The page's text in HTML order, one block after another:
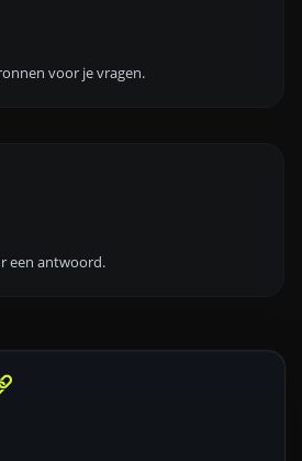
voor je vragen.
een antwoord.